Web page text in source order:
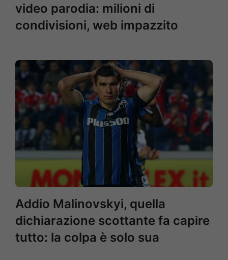
video parodia: milioni di
condivisioni, web impazzito
Addio Malinovskyi, quella
dichiarazione scottante fa capire
tutto: la colpa è solo sua